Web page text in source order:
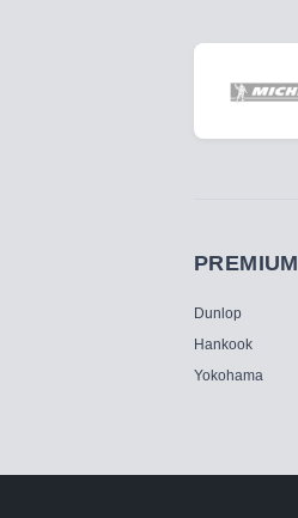
PREMIUM
Dunlop
Hankook
Yokohama